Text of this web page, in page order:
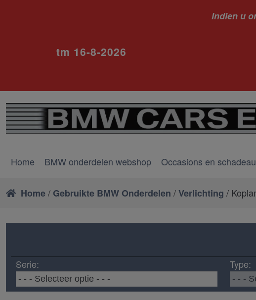
Indien u
ivm
tm 16-8-2026
Home BMW onderdelen webshop Occasions en
Home/ Gebruikte BMW Onderdelen /Verlichting /
Serie: Type: